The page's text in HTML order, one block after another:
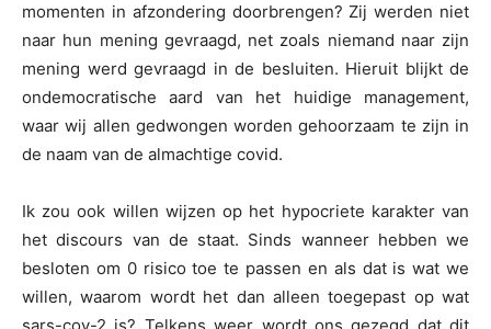
momenten in afzondering doorbrengen? Zij werden niet
naar hun mening gevraagd, net zoals niemand naar zijn
mening werd gevraagd in de besluiten. Hieruit blijkt de
ondemocratische aard van het huidige management,
waar wij allen gedwongen worden gehoorzaam te zijn in
de naam van de almachtige covid.
Ik zou ook willen wijzen op het hypocriete karakter van
het discours van de staat. Sinds wanneer hebben we
besloten om 0 risico toe te passen en als dat is wat we
willen, waarom wordt het dan alleen toegepast op wat